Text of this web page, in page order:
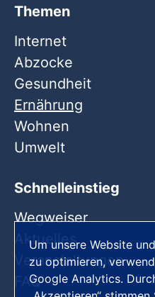
Themen
Internet
Abzocke
Gesundheit
Ernährung
Wohnen
Umwelt
Schnelleinstieg
Wegweiser
Aktuelles
Veranstaltungen
FAQ
Um unsere Website
zu optimieren,
Google Analytics.